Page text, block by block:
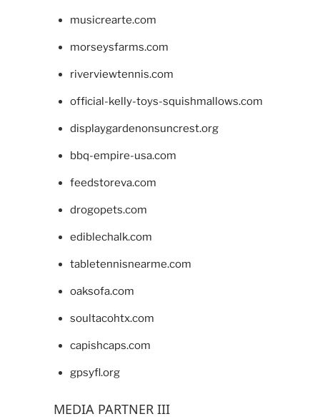
musicrearte.com
morseysfarms.com
riverviewtennis.com
official-kelly-toys-squishmallows.com
displaygardenonsuncrest.org
bbq-empire-usa.com
feedstoreva.com
drogopets.com
ediblechalk.com
tabletennisnearme.com
oaksofa.com
soultacohtx.com
capishcaps.com
gpsyfl.org
MEDIA PARTNER III